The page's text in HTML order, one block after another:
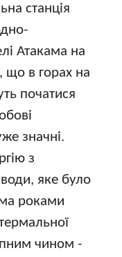
станція
Атакама на
що в горах на
початися
значні.
з
яке було
роками
чином -